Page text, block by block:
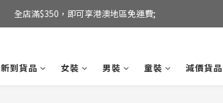
全店滿$350，即可享港澳地區免運費;
全店滿$350，即可享港澳地區免運費;
全店滿$350，即可享港澳地區免運費;
新到貨品 女裝 男裝 童裝 減價貨品